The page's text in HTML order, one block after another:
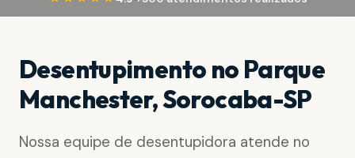
Desentupimento no Parque
Manchester, Sorocaba-SP
Nossa equipe de desentupidora atende no